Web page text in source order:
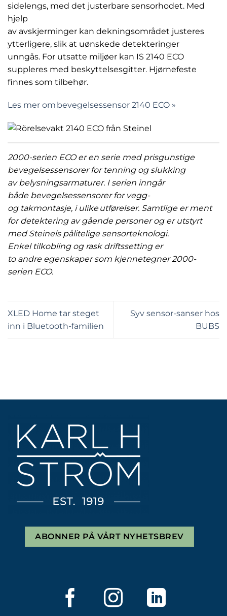
sidelengs, med det justerbare sensorhodet. Med
hjelp
av avskjerminger kan dekningsområdet justeres
ytterligere, slik at uønskede detekteringer
unngås. For utsatte miljøer kan IS 2140 ECO
suppleres med beskyttelsesgitter. Hjørnefeste
finnes som tilbehør.
Les mer om bevegelsessensor 2140 ECO »
2000-serien ECO er en serie med prisgunstige
bevegelsessensorer for tenning og slukking
av belysningsarmaturer. I serien inngår
både bevegelsessensorer for vegg-
og takmontasje, i ulike utførelser. Samtlige er ment
for detektering av gående personer og er utstyrt
med Steinels pålitelige sensorteknologi.
Enkel tilkobling og rask driftssetting er
to andre egenskaper som kjennetegner 2000-
serien ECO.
XLED Home tar steget
inn i Bluetooth-familien
Syv sensor-sanser hos
BUBS
ABONNER PÅ VÅRT NYHETSBREV